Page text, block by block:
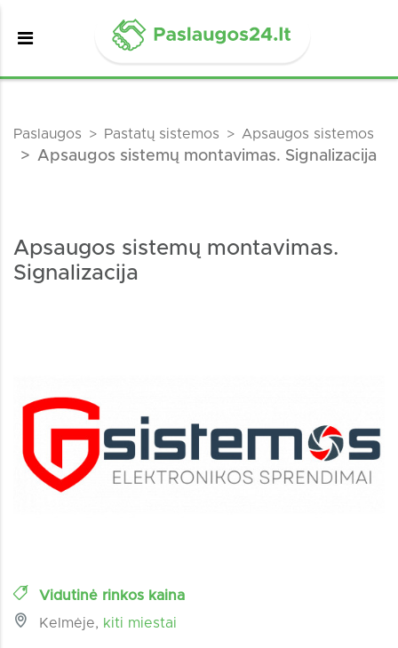
Paslaugos Pastatų sistemos Apsaugos sistemos
Apsaugos sistemų montavimas. Signalizacija
Apsaugos sistemų montavimas.
Signalizacija
Vidutinė rinkos kaina
Kelmėje, kiti miestai